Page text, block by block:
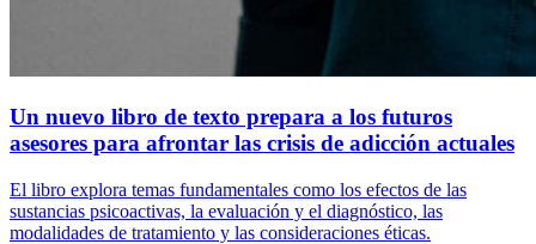
Un nuevo libro de texto prepara a los futuros
asesores para afrontar las crisis de adicción actuales
El libro explora temas fundamentales como los efectos de las
sustancias psicoactivas, la evaluación y el diagnóstico, las
modalidades de tratamiento y las consideraciones éticas.